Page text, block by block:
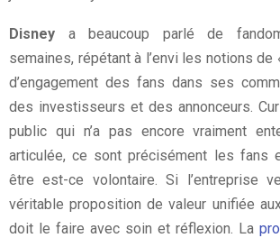
Disney a beaucoup parlé de
semaines, répétant à l’envi les notions de
d’engagement des fans dans ses
des investisseurs et des annonceurs.
public qui n’a pas encore vraiment
articulée, ce sont précisément les fans
être est-ce volontaire. Si l’entreprise
véritable proposition de valeur unifiée
doit le faire avec soin et réflexion. La